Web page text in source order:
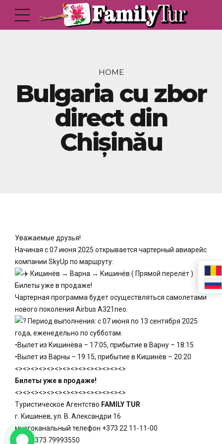
HOME
Bulgaria cu zbor
direct din
Chișinău
Уважаемые друзья!
Начиная с 07 июня 2025 открывается чартерный авиарейс
компании SkyUp по маршруту:
Кишинёв → Варна → Кишинёв ( Прямой перелёт )
Билеты уже в продаже!
Чартерная программа будет осуществляться самолетами
нового поколения Airbus A321neo.
Период выполнения: с 07 июня по 13 сентября 2025
года, еженедельно по субботам.
•Вылет из Кишинёва – 17:05, прибытие в Варну – 18:15
•Вылет из Варны – 19:15, прибытие в Кишинёв – 20:20
<><><><><><><><><><><><><><>
Билеты уже в продаже!
<><><><><><><><><><><><><><>
Туристическое Агентство FAMILY TUR
г. Кишинев, ул. В. Александри 16
многоканальный телефон +373 22 11-11-00
моб. +373 79993550